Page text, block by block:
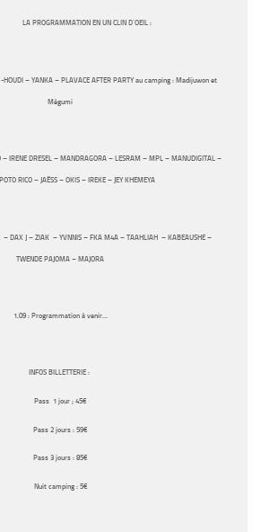
EN UN CLIN D’OEIL :
– YANKA – PLAVACE AFTER PARTY au camping : Madijuwon et
Mégumi
IRENE DRESEL – MANDRAGORA – LESRAM – MPL – MANUDIGITAL –
RICO – JAËSS – OKIS – IREKE – JEY KHEMEYA
– DAX J – ZIAK – YVNNIS – FKA M4A – TAAHLIAH – KABEAUSHE –
TWENDE PAJOMA – MAJORA
1.09 : Programmation à venir…
INFOS BILLETTERIE :
Pass 1 jour ; 45€
Pass 2 jours : 59€
Pass 3 jours : 85€
Nuit camping : 5€